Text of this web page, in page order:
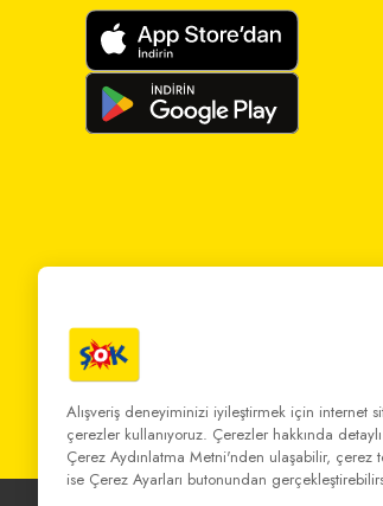
Bizi Arayın:0 850 808 00 00Bize
Alışveriş deneyiminizi iyileştirmek için internet
çerezler kullanıyoruz. Çerezler hakkında
Çerez Aydınlatma Metni'nden ulaşabilir, çerez
ise Çerez Ayarları butonundan